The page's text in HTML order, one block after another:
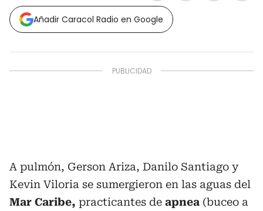
Añadir Caracol Radio en Google
A pulmón, Gerson Ariza, Danilo Santiago y
Kevin Viloria se sumergieron en las aguas del
Mar Caribe, practicantes de apnea (buceo a